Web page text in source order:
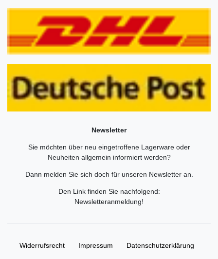
Newsletter
Sie möchten über neu eingetroffene Lagerware oder
Neuheiten allgemein informiert werden?
Dann melden Sie sich doch für unseren Newsletter an.
Den Link finden Sie nachfolgend:
Newsletteranmeldung!
Widerrufs­recht Impressum Daten­schutz­erklärung